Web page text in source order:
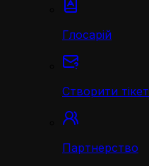
Глосарій
Створити тікет
Партнерство